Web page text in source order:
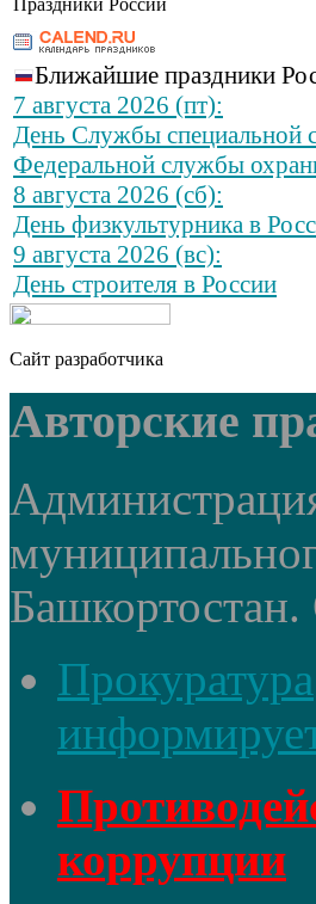
Праздники России
Ближайшие праздники
7 августа 2026 (пт):
День Службы специальной
Федеральной службы
8 августа 2026 (сб):
День физкультурника в
9 августа 2026 (вс):
День строителя в России
Сайт разработчика
Авторские
Прокуратура
коррупции